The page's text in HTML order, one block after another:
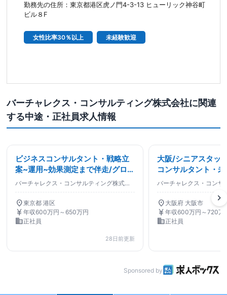
勤務先の住所：東京都港区虎ノ門4-3-13 ヒューリック神谷町
ビル８F
女性比率30％以上 未経験歓迎
バーチャレクス・コンサルティング株式会社に関連
する中途・正社員求人情報
ビジネスコンサルタント・戦略立
案~運用~効果測定まで伴走/グロー
ス上場G/若手裁量/職種未経験可/
戦略・経営コンサルタント
バーチャレクス・コンサルティング株式会社
location_on東京都 港区
currency_yen年収600万円～650万円
business正社員
28日前更新
大阪/シニアスタッ
コンサルタント・
CRM領域支援に特
location_on 大阪府 大阪市
currency_yen年収600万円～720万
business正社員
chevron_right
Sponsored by